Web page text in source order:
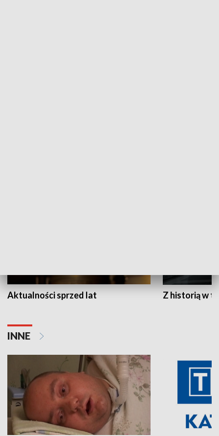
Aktualności sprzed lat Z historią w
INNE